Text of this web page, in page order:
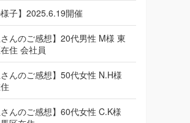
様子】2025.6.19開催
さんのご感想】20代男性 M様 東
住 会社員
さんのご感想】50代女性 N.H様
さんのご感想】60代女性 C.K様